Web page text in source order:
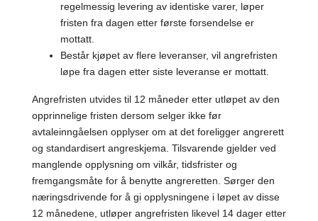
regelmessig levering av identiske varer, løper
fristen fra dagen etter første forsendelse er
mottatt.
Består kjøpet av flere leveranser, vil angrefristen
løpe fra dagen etter siste leveranse er mottatt.
Angrefristen utvides til 12 måneder etter utløpet av den
opprinnelige fristen dersom selger ikke før
avtaleinngåelsen opplyser om at det foreligger angrerett
og standardisert angreskjema. Tilsvarende gjelder ved
manglende opplysning om vilkår, tidsfrister og
fremgangsmåte for å benytte angreretten. Sørger den
næringsdrivende for å gi opplysningene i løpet av disse
12 månedene, utløper angrefristen likevel 14 dager etter